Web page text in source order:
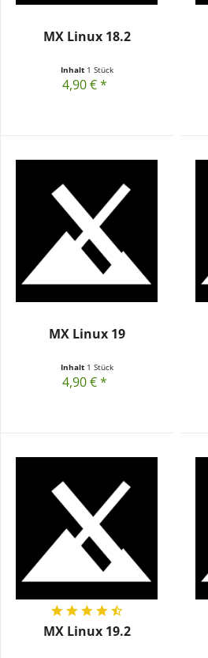
MX Linux 18.2
Inhalt 1 Stück
4,90 € *
MX Linux 19
Inhalt 1 Stück
4,90 € *
MX Linux 19.2